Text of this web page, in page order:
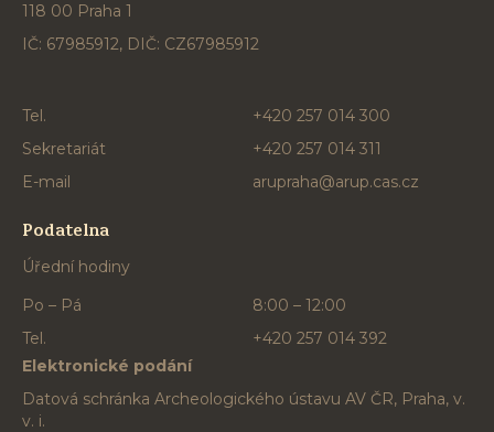
118 00 Praha 1
IČ: 67985912, DIČ: CZ67985912
Tel.
+420 257 014 300
Sekretariát
+420 257 014 311
E-mail
arupraha@arup.cas.cz
Podatelna
Úřední hodiny
Po – Pá
8:00 – 12:00
Tel.
+420 257 014 392
Elektronické podání
Datová schránka Archeologického ústavu AV ČR, Praha, v.
v. i.